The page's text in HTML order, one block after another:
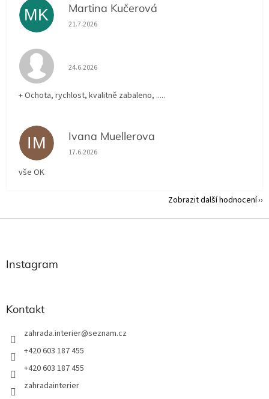
MK Martina Kučerová
Hodnocení obchodu je 5 z 5 hvězdiček.
21.7.2026
Hodnocení obchodu je 5 z 5 hvězdiček.
24.6.2026
+ Ochota, rychlost, kvalitně zabaleno, .....
IM Ivana Muellerova
Hodnocení obchodu je 5 z 5 hvězdiček.
17.6.2026
vše OK
Zobrazit další hodnocení
Z
Instagram
Kontakt
zahrada.interier@seznam.cz
+420 603 187 455
+420 603 187 455
zahradainterier